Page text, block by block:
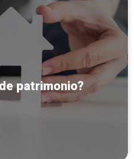
patrimonio?